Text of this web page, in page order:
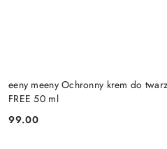
eeny meeny Ochronny krem do
FREE 50 ml
Cena:
99.00